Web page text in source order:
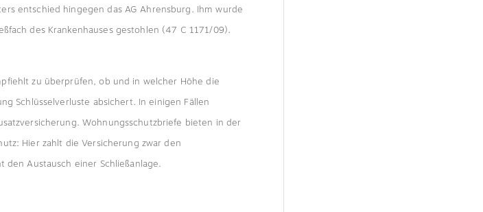
entschied hingegen das AG Ahrensburg. Ihm wurde
des Krankenhauses gestohlen (47 C 1171/09).
zu überprüfen, ob und in welcher Höhe die
Schlüsselverluste absichert. In einigen Fällen
Wohnungsschutzbriefe bieten in der
Hier zahlt die Versicherung zwar den
den Austausch einer Schließanlage.